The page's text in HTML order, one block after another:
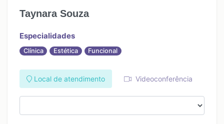
Taynara Souza
Especialidades
Clínica Estética Funcional
Local de atendimento Videoconferência